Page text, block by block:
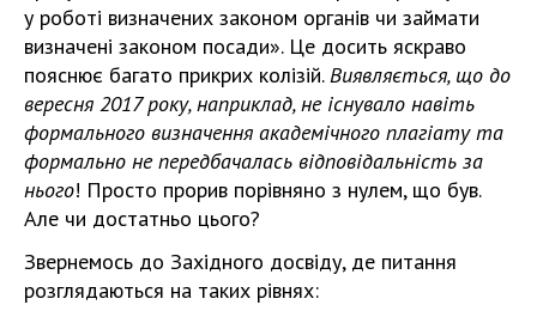
у роботі визначених законом органів чи займати
визначені законом посади». Це досить яскраво
пояснює багато прикрих колізій. Виявляється, що до
вересня 2017 року, наприклад, не існувало навіть
формального визначення академічного плагіату та
формально не передбачалась відповідальність за
нього! Просто прорив порівняно з нулем, що був.
Але чи достатньо цього?
Звернемось до Західного досвіду, де питання
розглядаються на таких рівнях: